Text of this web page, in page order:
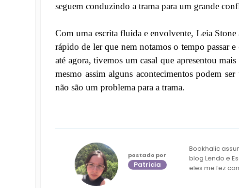
seguem conduzindo a trama para um grande
Com uma escrita fluida e envolvente, Leia
rápido de ler que nem notamos o tempo passar
até agora, tivemos um casal que apresentou
mesmo assim alguns acontecimentos podem
não são um problema para a trama.
postado por
Patricia
Bookhalic
blog Lendo e
eles me fez